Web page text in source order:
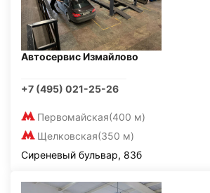
Автосервис Измайлово
+7 (495) 021-25-26
Первомайская(400 м)
Щелковская(350 м)
Сиреневый бульвар, 83б